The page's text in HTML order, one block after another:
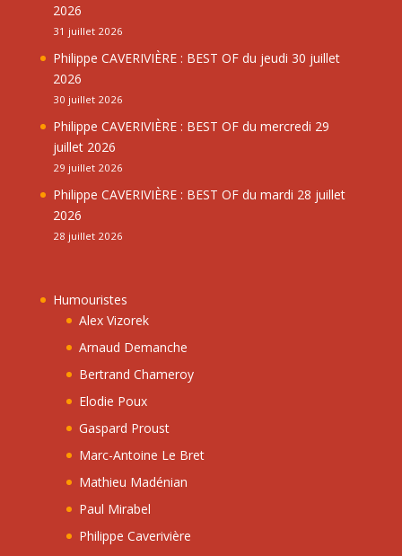
2026
31 juillet 2026
Philippe CAVERIVIÈRE : BEST OF du jeudi 30 juillet
2026
30 juillet 2026
Philippe CAVERIVIÈRE : BEST OF du mercredi 29
juillet 2026
29 juillet 2026
Philippe CAVERIVIÈRE : BEST OF du mardi 28 juillet
2026
28 juillet 2026
Humouristes
Alex Vizorek
Arnaud Demanche
Bertrand Chameroy
Elodie Poux
Gaspard Proust
Marc-Antoine Le Bret
Mathieu Madénian
Paul Mirabel
Philippe Caverivière